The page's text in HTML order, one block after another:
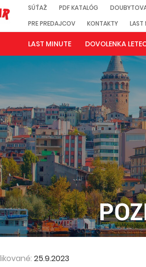
SÚŤAŽ PDF KATALÓG
PRE PREDAJCOV
KONTAKTY LAST
LAST MINUTE DOVOLENKA
25.9.2023